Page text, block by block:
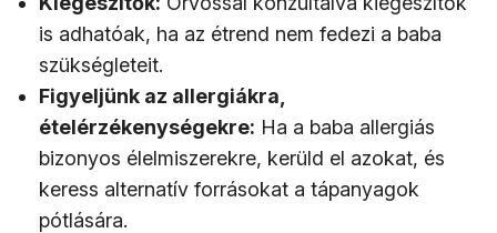
is adhatóak, ha az étrend nem fedezi a baba
szükségleteit.
Figyeljünk az allergiákra,
ételérzékenységekre: Ha a baba allergiás
bizonyos élelmiszerekre, kerüld el azokat, és
keress alternatív forrásokat a tápanyagok
pótlására.